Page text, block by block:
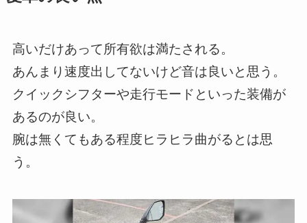
高いだけあって所有欲は満たされる。
あんまり速度出してないけど音は良いと思う。
クイックシフターや走行モードといった装備が
あるのが良い。
腕は無くてもある程度ヒラヒラ曲がるとは思
う。